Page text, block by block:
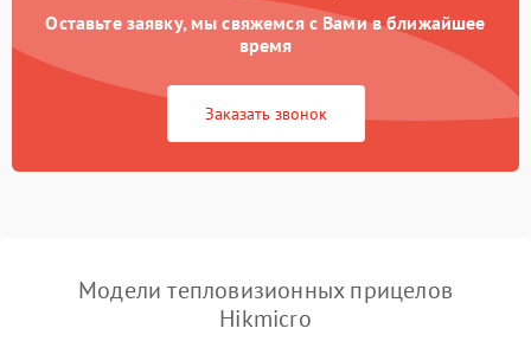
Поломка системы GPS 2000 ₽ Подробнее →
Повреждение системы
защиты от перегрузок
1500 ₽
автоматического
1500 ₽ Подробнее →
Оставьте заявку, мы свяжемся с Вами в ближайшее
время
Заказать звонок
Модели тепловизионных прицелов
Hikmicro